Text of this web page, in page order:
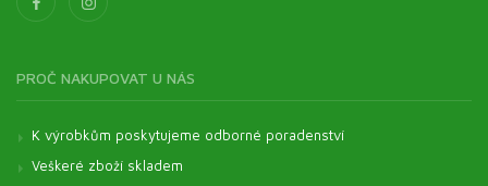
PROČ NAKUPOVAT U NÁS
K výrobkům poskytujeme odborné poradenství
Veškeré zboží skladem